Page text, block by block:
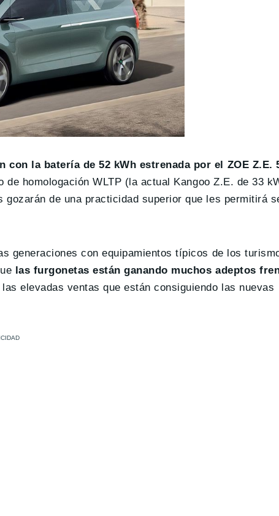
la batería de 52 kWh estrenada por el ZOE Z.E.
homologación WLTP (la actual Kangoo Z.E. de 33
de una practicidad superior que les permitirá
generaciones con equipamientos típicos de los
las furgonetas están ganando muchos adeptos
elevadas ventas que están consiguiendo las nuevas